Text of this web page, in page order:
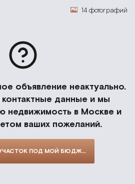
14 фотографий
объявление неактуально.
контактные данные и мы
недвижимость в Москве и
ваших пожеланий.
ПОДОБРАТЬ УЧАСТОК ПОД МОЙ БЮДЖЕТ